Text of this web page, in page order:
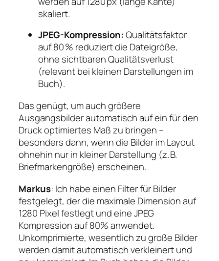
skaliert.
JPEG-Kompression:Qualitätsfaktor
auf 80 % reduziert die Dateigröße,
ohne sichtbaren Qualitätsverlust
(relevant bei kleinen Darstellungen im
Buch).
Das genügt, um auch größere
Ausgangsbilder automatisch auf ein für den
Druck optimiertes Maß zu bringen –
besonders dann, wenn die Bilder im Layout
ohnehin nur in kleiner Darstellung (z. B.
Briefmarkengröße) erscheinen.
Markus: Ich habe einen Filter für Bilder
festgelegt, der die maximale Dimension auf
1280 Pixel festlegt und eine JPEG
Kompression auf 80% anwendet.
Unkomprimierte, wesentlich zu große Bilder
werden damit automatisch verkleinert und